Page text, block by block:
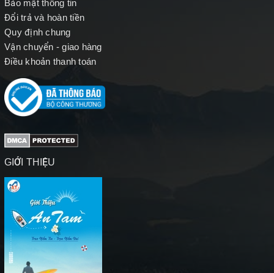
Bảo mật thông tin
Đổi trả và hoàn tiền
Quy định chung
Vận chuyển - giao hàng
Điều khoản thanh toán
GIỚI THIỆU